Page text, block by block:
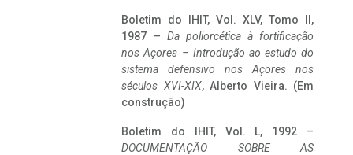
Boletim do IHIT, Vol. XLV, Tomo II,
1987 – Da poliorcética à fortificação
nos Açores – Introdução ao estudo do
sistema defensivo nos Açores nos
séculos XVI-XIX, Alberto Vieira. (Em
construção)
Boletim do IHIT, Vol. L, 1992 –
DOCUMENTAÇÃO SOBRE AS